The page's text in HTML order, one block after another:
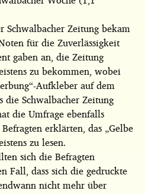
Schwalbacher Zeitung bekam
für die Zuverlässigkeit
gaben an, die Zeitung
zu bekommen, wobei
Aufkleber auf dem
die Schwalbacher Zeitung
die Umfrage ebenfalls
erklärten, das „Gelbe
zu lesen.
sich die Befragten
Fall, dass sich die gedruckte
nicht mehr über